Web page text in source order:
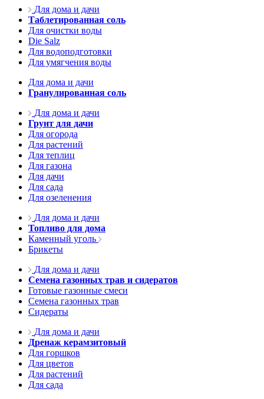
Для дома и дачи
Таблетированная соль
Для очистки воды
Die Salz
Для водоподготовки
Для умягчения воды
Для дома и дачи
Гранулированная соль
Для дома и дачи
Грунт для дачи
Для огорода
Для растений
Для теплиц
Для газона
Для дачи
Для сада
Для озеленения
Для дома и дачи
Топливо для дома
Каменный уголь
Брикеты
Для дома и дачи
Семена газонных трав и сидератов
Готовые газонные смеси
Семена газонных трав
Сидераты
Для дома и дачи
Дренаж керамзитовый
Для горшков
Для цветов
Для растений
Для сада